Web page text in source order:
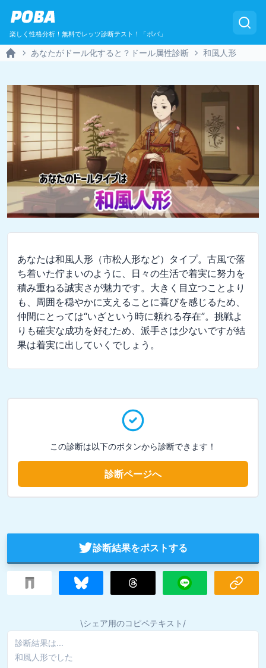
POBA
楽しく性格分析！無料でレッツ診断テスト！「ポバ」
あなたがドール化すると？ドール属性診断 和風人形
あなたは和風人形（市松人形など）タイプ。古風で落
ち着いた佇まいのように、日々の生活で着実に努力を
積み重ねる誠実さが魅力です。大きく目立つことより
も、周囲を穏やかに支えることに喜びを感じるため、
仲間にとっては“いざという時に頼れる存在”。挑戦よ
りも確実な成功を好むため、派手さは少ないですが結
果は着実に出していくでしょう。
この診断は以下のボタンから診断できます！
診断ページへ
診断結果をポストする
\シェア用のコピペテキスト/